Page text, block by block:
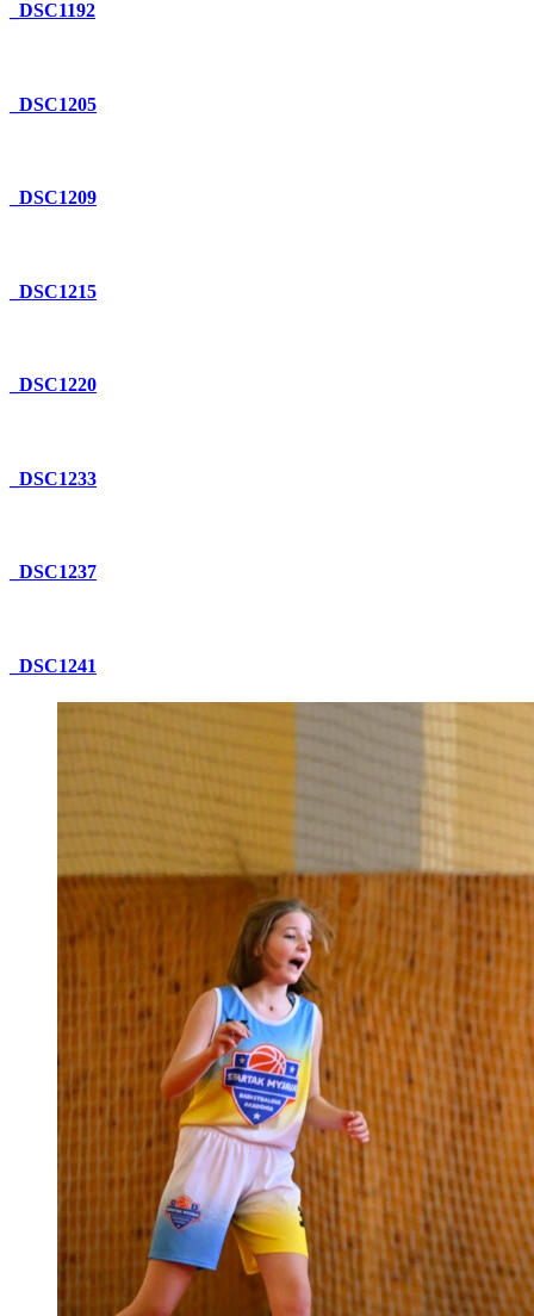
_DSC1192
_DSC1205
_DSC1209
_DSC1215
_DSC1220
_DSC1233
_DSC1237
_DSC1241